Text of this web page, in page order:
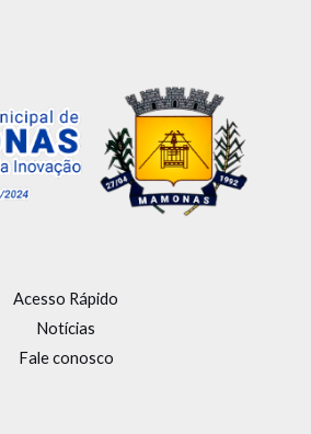
Acesso Rápido
Notícias
Fale conosco